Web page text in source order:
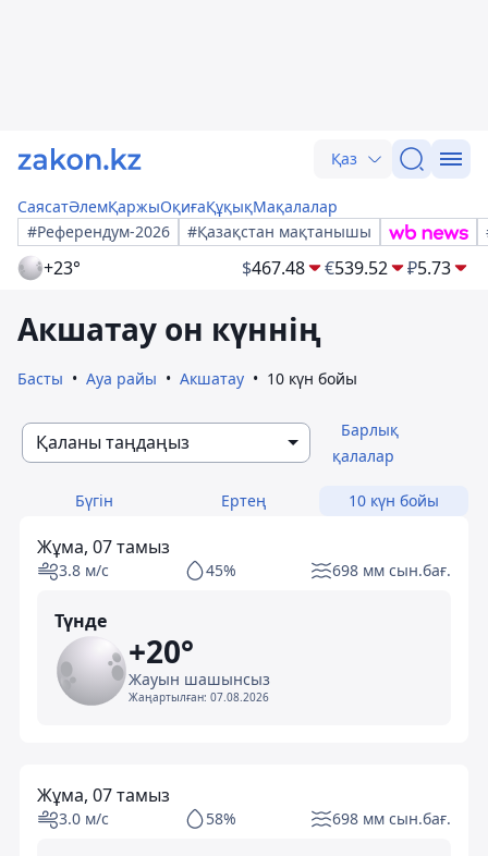
Қаз
СаясатӘлемҚаржыОқиғаҚұқықМақалалар
#Референдум-2026
#Қазақстан мақтанышы
+23° $467.48 €539.52 ₽5.73
Акшатау он күннің
Басты Ауа райы Акшатау 10 күн бойы
Қаланы таңдаңыз
Барлық
қалалар
Бүгін Ертең 10 күн бойы
Жұма, 07 тамыз
3.8 м/с 45% 698 мм сын.бағ.
Түнде
+20°
Жауын шашынсыз
Жаңартылған: 07.08.2026
Жұма, 07 тамыз
3.0 м/с 58% 698 мм сын.бағ.